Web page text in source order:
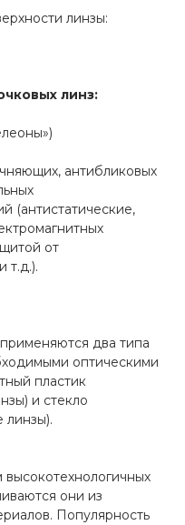
линзы:
линз:
антибликовых
(антистатические,
от
т.д.).
два типа
оптическими
пластик
и стекло
линзы).
они из
Популярность